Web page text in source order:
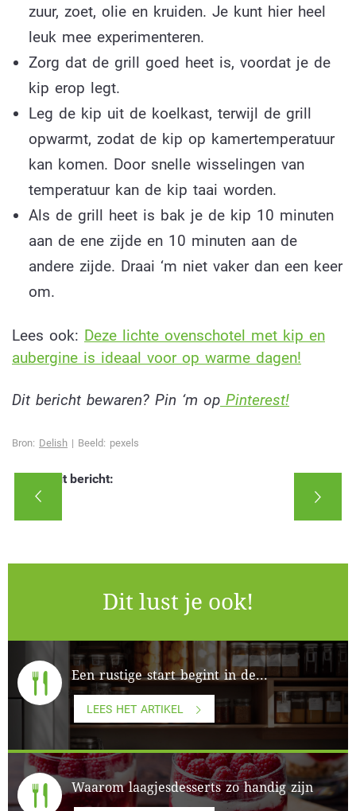
zuur, zoet, olie en kruiden. Je kunt hier heel
leuk mee experimenteren.
Zorg dat de grill goed heet is, voordat je de
kip erop legt.
Leg de kip uit de koelkast, terwijl de grill
opwarmt, zodat de kip op kamertemperatuur
kan komen. Door snelle wisselingen van
temperatuur kan de kip taai worden.
Als de grill heet is bak je de kip 10 minuten
aan de ene zijde en 10 minuten aan de
andere zijde. Draai ‘m niet vaker dan een keer
om.
Lees ook: Deze lichte ovenschotel met kip en
aubergine is ideaal voor op warme dagen!
Dit bericht bewaren? Pin ‘m op Pinterest!
Bron: Delish | Beeld: pexels
Deel dit bericht:
Dit lust je ook!
Een rustige start begint in de...
LEES HET ARTIKEL
Waarom laagjesdesserts zo handig zijn